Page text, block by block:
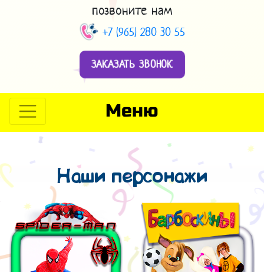
позвоните нам
+7 (965) 280 30 55
ЗАКАЗАТЬ ЗВОНОК
Меню
Наши персонажи